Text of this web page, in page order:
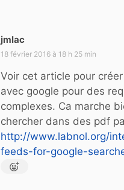
jmlac
i
18 février 2016 à 18 h 25 min
Voir cet article pour créer
avec google pour des
complexes. Ca marche
chercher dans des pdf
http://www.labnol.org/
feeds-for-google-